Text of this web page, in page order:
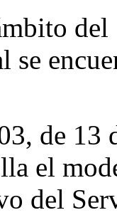
se
de 13
el
del